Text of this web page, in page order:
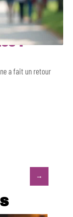
:
a fait un retour